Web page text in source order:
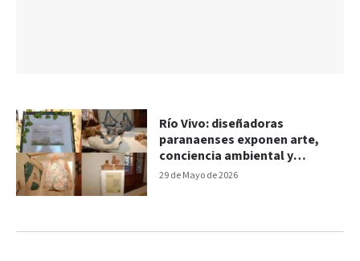
29 de Mayo de 2026
Río Vivo: diseñadoras
paranaenses exponen arte,
conciencia ambiental y
creatividad en Casa de la